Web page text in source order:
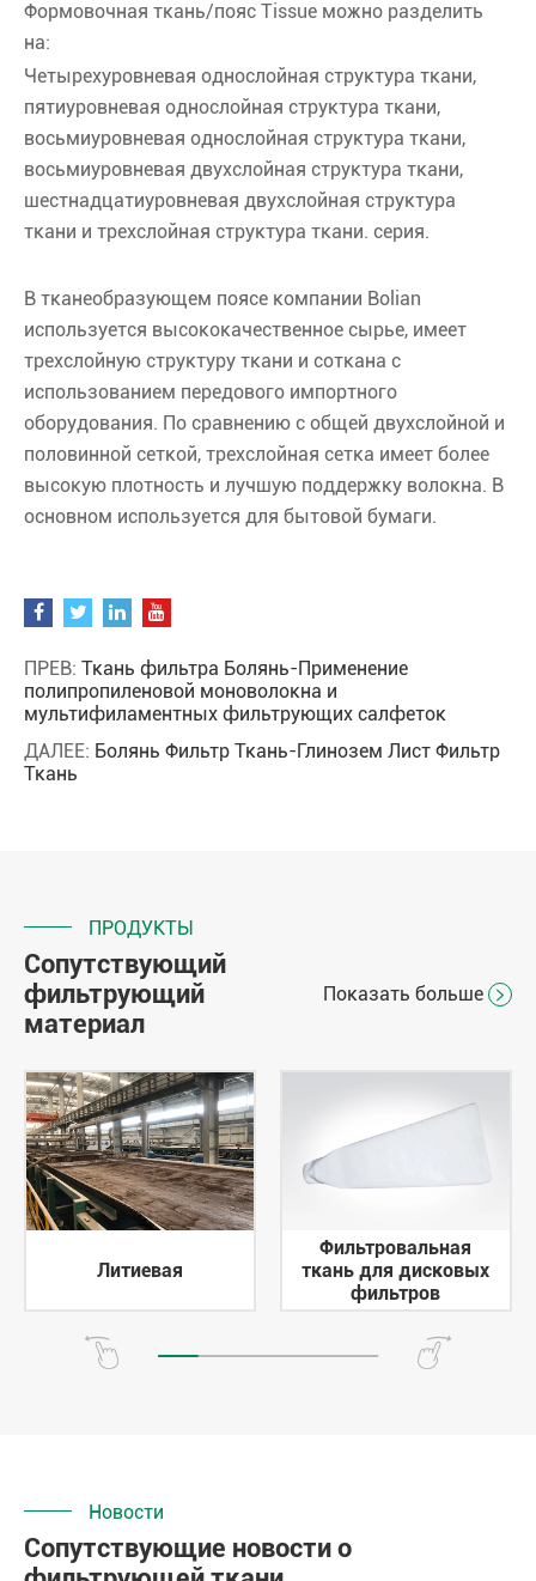
Формовочная ткань/пояс Tissue можно разделить
на:
Четырехуровневая однослойная структура ткани,
пятиуровневая однослойная структура ткани,
восьмиуровневая однослойная структура ткани,
восьмиуровневая двухслойная структура ткани,
шестнадцатиуровневая двухслойная структура
ткани и трехслойная структура ткани. серия.
В тканеобразующем поясе компании Bolian
используется высококачественное сырье, имеет
трехслойную структуру ткани и соткана с
использованием передового импортного
оборудования. По сравнению с общей двухслойной и
половинной сеткой, трехслойная сетка имеет более
высокую плотность и лучшую поддержку волокна. В
основном используется для бытовой бумаги.
ПРЕВ: Ткань фильтра Болянь-Применение
полипропиленовой моноволокна и
мультифиламентных фильтрующих салфеток
ДАЛЕЕ: Болянь Фильтр Ткань-Глинозем Лист Фильтр
Ткань
ПРОДУКТЫ
Сопутствующий
фильтрующий
материал
Показать больше 
Литиевая
Фильтровальная
ткань для дисковых
фильтров
Новости
Сопутствующие новости о